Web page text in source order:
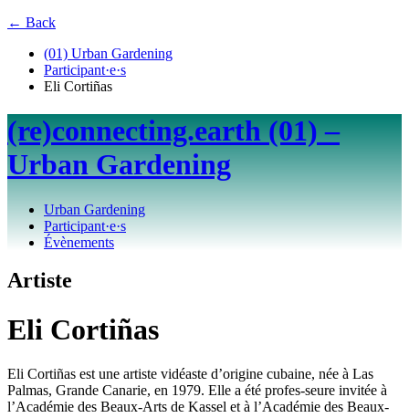
← Back
(01) Urban Gardening
Participant·e·s
Eli Cortiñas
(re)connecting.earth (01) –
Urban Gardening
Urban Gardening
Participant·e·s
Évènements
Artiste
Eli Cortiñas
Eli Cortiñas est une artiste vidéaste d’origine cubaine, née à Las
Palmas, Grande Canarie, en 1979. Elle a été profes-seure invitée à
l’Académie des Beaux-Arts de Kassel et à l’Académie des Beaux-